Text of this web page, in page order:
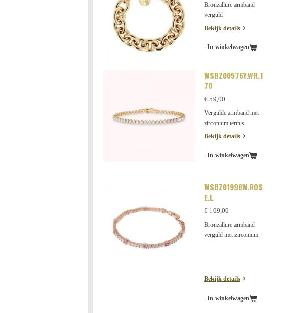
Bronzallure armband
verguld
Bekijk details
In winkelwagen
WSBZ00576Y.WR.1
70
€ 59,00
Vergulde armband met
zirconium tennis
Bekijk details
In winkelwagen
WSBZ01998W.ROS
E.L
€ 109,00
Bronzallure armband
verguld met zirconium
Bekijk details
In winkelwagen